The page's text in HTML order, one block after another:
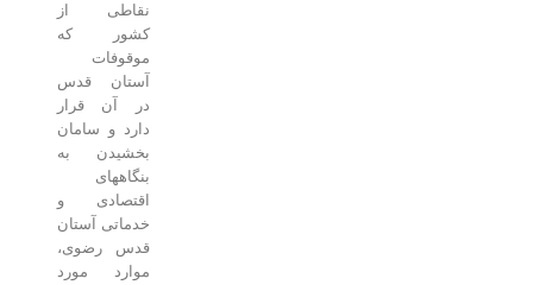
نقاطی از
کشور که
موقوفات
آستان قدس
در آن قرار
دارد و سامان
بخشیدن به
بنگاههای
اقتصادی و
خدماتی آستان
قدس رضوی،
موارد مورد